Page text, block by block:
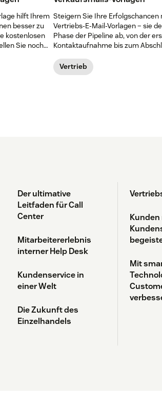
hilft Ihrem
besser zu
kostenlosen
Sie noch
Steigern Sie Ihre Erfolgschancen
Vertriebs-E-Mail-Vorlagen – sie
Phase der Pipeline ab, von der
Kontaktaufnahme bis zum
Vertrieb
Der ultimative
Leitfaden für Call
Center
Mitarbeitererlebnis
interner Help Desk
Kundenservice in
einer Welt
Die Zukunft des
Einzelhandels
Mit